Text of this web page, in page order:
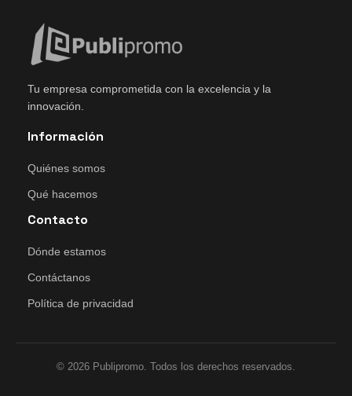
Tu empresa comprometida con la excelencia y la
innovación.
Información
Quiénes somos
Qué hacemos
Contacto
Dónde estamos
Contáctanos
Política de privacidad
© 2026 Publipromo. Todos los derechos reservados.